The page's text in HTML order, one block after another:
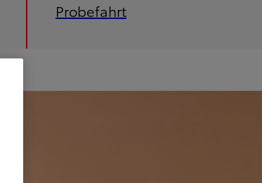
Probefahrt